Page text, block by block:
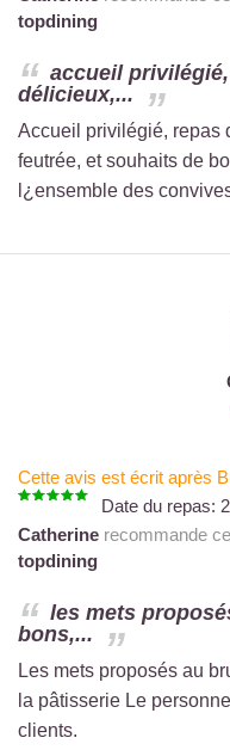
topdining
accueil
délicieux,...
Accueil privilégié, repas
feutrée, et souhaits de
l¿ensemble des
Cette avis est écrit après
Date du repas:
Catherine recommande
topdining
les mets
bons,...
Les mets proposés au
la pâtisserie Le
clients.